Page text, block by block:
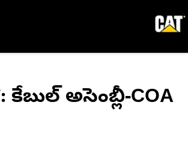
: కేబుల్ అసెంబ్లీ-COA